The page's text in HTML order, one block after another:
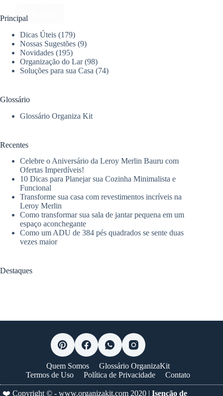
Leia mais
refrescantes
podem
transformar
o
conforto
casa
Principal
Dicas Úteis (179)
Nossas Sugestões (9)
Novidades (195)
Organização do Lar(98)
Soluções para sua Casa (74)
Glossário
Glossário Organiza Kit
Recentes
Celebre o Aniversário da Leroy Merlin Bauru com
Ofertas Imperdíveis!
10 Dicas para Planejar sua Cozinha Minimalista e
Funcional
Transforme sua casa com revestimentos incríveis na
Leroy Merlin
Como transformar sua sala de jantar pequena em um
espaço aconchegante
Como um ADU de 384 pés quadrados se sente duas
vezes maior
Destaques
Quem Somos
Glossário OrganizaKit
Termos de Uso
Política de Privacidade Contato
❤️ Copyright © - www.organizakit.com 2020 | Isenção de